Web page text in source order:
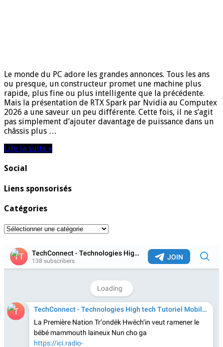
Le monde du PC adore les grandes annonces. Tous les ans
ou presque, un constructeur promet une machine plus
rapide, plus fine ou plus intelligente que la précédente.
Mais la présentation de RTX Spark par Nvidia au Computex
2026 a une saveur un peu différente. Cette fois, il ne s’agit
pas simplement d’ajouter davantage de puissance dans un
châssis plus …
Lire la suite »
Social
Liens sponsorisés
Catégories
Catégories